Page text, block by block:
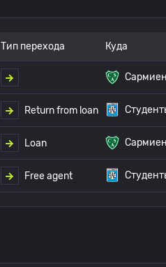
Тип перехода Куда
Return from loan
Loan
Free agent